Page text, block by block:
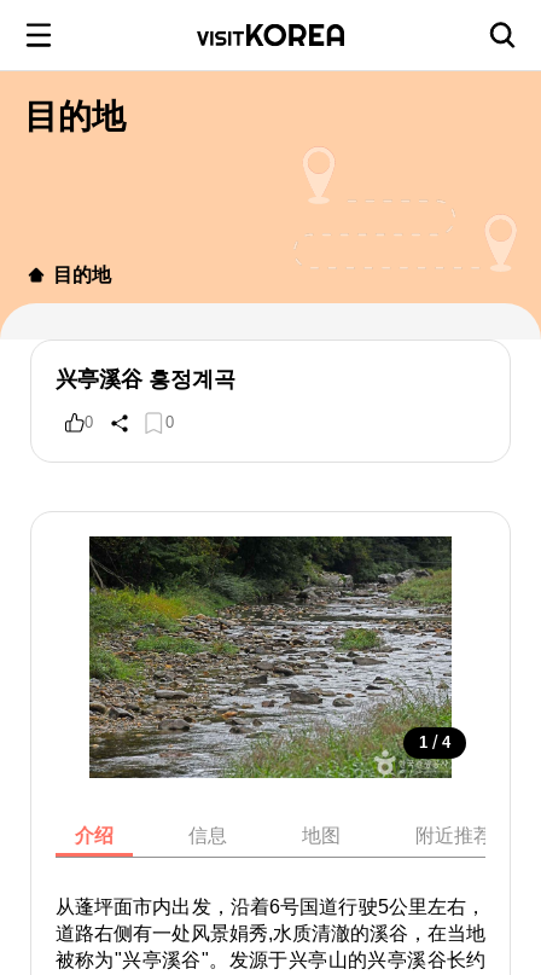
目的地
目的地
兴亭溪谷 흥정계곡
0 0
1 / 4
介绍 信息 地图 附近推荐景点
从蓬坪面市内出发，沿着6号国道行驶5公里左右，
道路右侧有一处风景娟秀,水质清澈的溪谷，在当地
被称为"兴亭溪谷"。发源于兴亭山的兴亭溪谷长约